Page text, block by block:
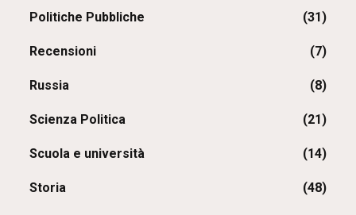
Politiche Pubbliche (31)
Recensioni (7)
Russia (8)
Scienza Politica (21)
Scuola e università (14)
Storia (48)